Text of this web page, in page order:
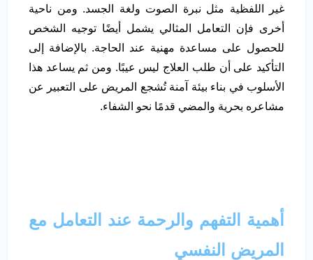
غير اللفظية مثل نبرة الصوت ولغة الجسد. ومن ناحية
أخرى فإن التعامل المثالي يشمل أيضًا توجيه الشخص
للحصول على مساعدة مهنية عند الحاجة. بالإضافة إلى
التأكيد على أن طلب العلاج ليس عيبًا. ومن ثم يساعد هذا
الأسلوب في بناء بيئة آمنة تُشجع المريض على التعبير عن
مشاعره بحرية والمضي قدمًا نحو الشفاء.
أهمية التفهم والرحمة عند التعامل مع
المريض النفسي